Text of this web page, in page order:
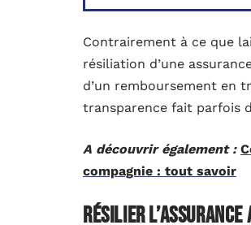
Contrairement à ce que
résiliation d’une
d’un remboursement en
transparence fait parfois
A découvrir également :
compagnie : tout savoir
Résilier l’assurance